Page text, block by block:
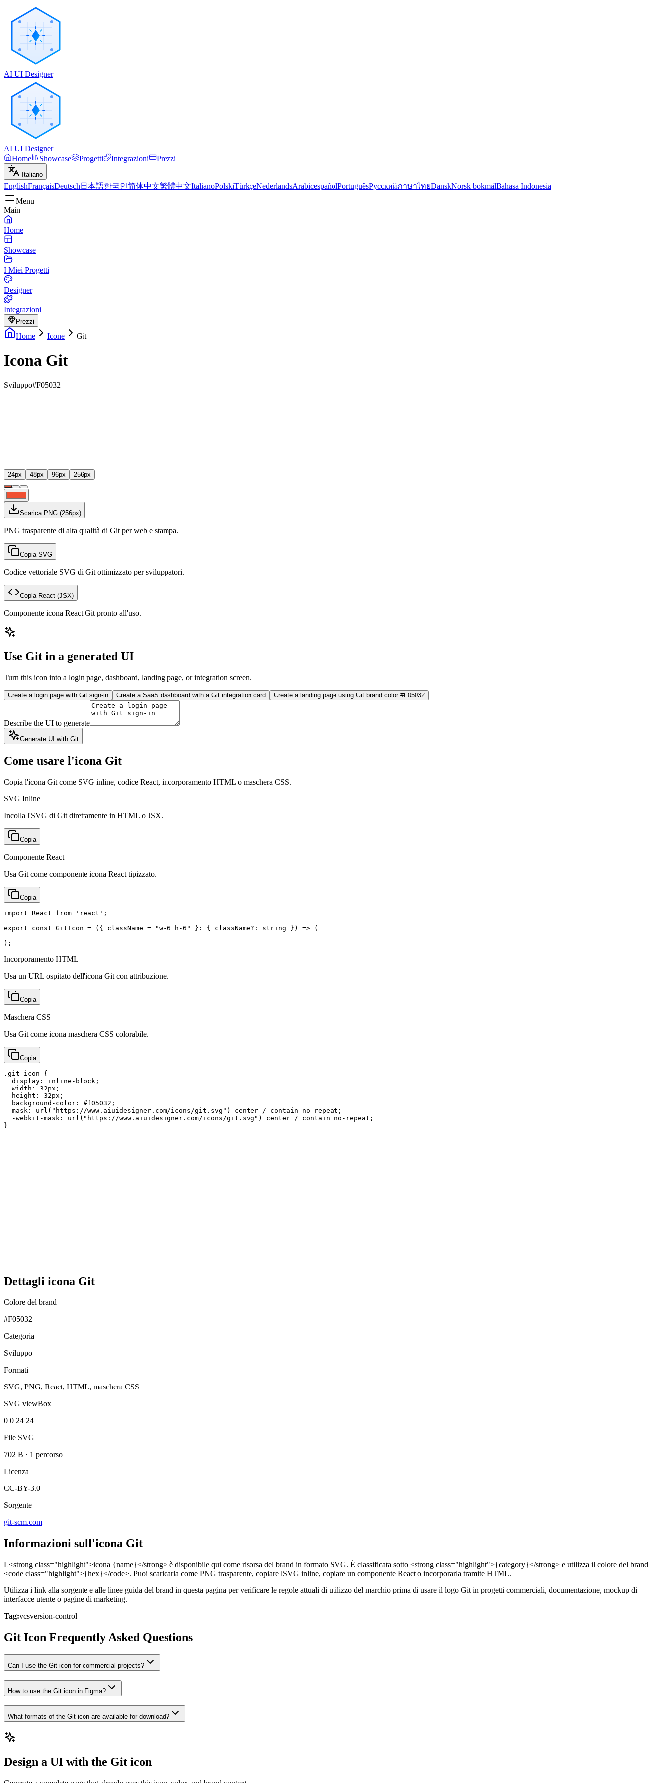
AI UI Designer
AI UI Designer
Home
Showcase Progetti Integrazioni Prezzi
Italiano
EnglishFrançaisDeutsch 日本語한국인简体中文繁體中文ItalianoPolskiTürkçeNederlandsArabicespañolPortuguêsРусскийภาษาไทยDanskNorsk bokmålBahasa Indonesia
Menu
Main
Home
Showcase
I Miei Progetti
Designer
Integrazioni
Prezzi
Home Icone Git
Icona Git
Sviluppo#F05032
24px 48px 96px 256px
Scarica PNG (256px)
PNG trasparente di alta qualità di Git per web e stampa.
Copia SVG
Codice vettoriale SVG di Git ottimizzato per sviluppatori.
Copia React (JSX)
Componente icona React Git pronto all'uso.
Use Git in a generated UI
Turn this icon into a login page, dashboard, landing page, or integration screen.
Create a login page with Git sign-in Create a SaaS dashboard with a Git integration card Create a landing page using Git brand color #F05032
Describe the UI to generate
Generate UI with Git
Come usare l'icona Git
Copia l'icona Git come SVG inline, codice React, incorporamento HTML o maschera CSS.
SVG Inline
Incolla l'SVG di Git direttamente in HTML o JSX.
Copia
Componente React
Usa Git come componente icona React tipizzato.
Copia
import React from 'react';
export const GitIcon = ({ className = "w-6 h-6" }: { className?: string }) => (
);
Incorporamento HTML
Usa un URL ospitato dell'icona Git con attribuzione.
Copia
Maschera CSS
Usa Git come icona maschera CSS colorabile.
Copia
.git-icon {
  display: inline-block;
  width: 32px;
  height: 32px;
  background-color: #f05032;
  mask: url("https://www.aiuidesigner.com/icons/git.svg") center / contain no-repeat;
  -webkit-mask: url("https://www.aiuidesigner.com/icons/git.svg") center / contain no-repeat;
}
Dettagli icona Git
Colore del brand
#F05032
Categoria
Sviluppo
Formati
SVG, PNG, React, HTML, maschera CSS
SVG viewBox
0 0 24 24
File SVG
702 B · 1 percorso
Licenza
CC-BY-3.0
Sorgente
git-scm.com
Informazioni sull'icona Git
L<strong class="highlight">icona {name}</strong> è disponibile qui come risorsa del brand in formato SVG. È classificata sotto <strong class="highlight">{category}</strong> e utilizza il colore del brand
<code class="highlight">{hex}</code>. Puoi scaricarla come PNG trasparente, copiare lSVG inline, copiare un componente React o incorporarla tramite HTML.
Utilizza i link alla sorgente e alle linee guida del brand in questa pagina per verificare le regole attuali di utilizzo del marchio prima di usare il logo Git in progetti commerciali, documentazione, mockup di
interfacce utente o pagine di marketing.
Tag:vcsversion-control
Git Icon Frequently Asked Questions
Can I use the Git icon for commercial projects?
How to use the Git icon in Figma?
What formats of the Git icon are available for download?
Design a UI with the Git icon